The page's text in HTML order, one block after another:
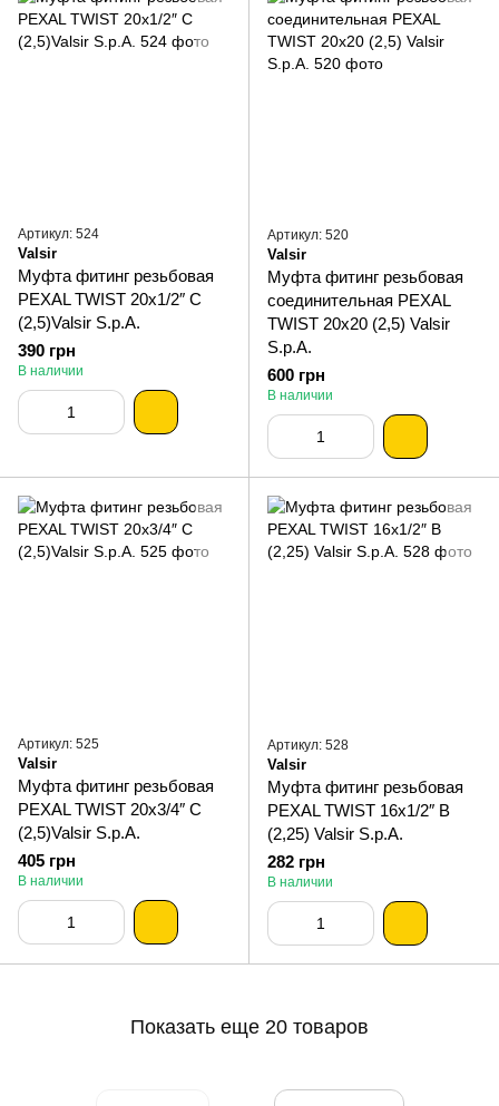
Артикул: 524
Valsir
Муфта фитинг резьбовая
PEXAL TWIST 20х1/2″ С
(2,5)Valsir S.p.A.
390 грн
В наличии
Артикул: 520
Valsir
Муфта фитинг резьбовая
соединительная PEXAL
TWIST 20х20 (2,5) Valsir
S.p.A.
600 грн
В наличии
Артикул: 525
Valsir
Муфта фитинг резьбовая
PEXAL TWIST 20х3/4″ С
(2,5)Valsir S.p.A.
405 грн
В наличии
Артикул: 528
Valsir
Муфта фитинг резьбовая
PEXAL TWIST 16х1/2″ В
(2,25) Valsir S.p.A.
282 грн
В наличии
Показать еще 20 товаров